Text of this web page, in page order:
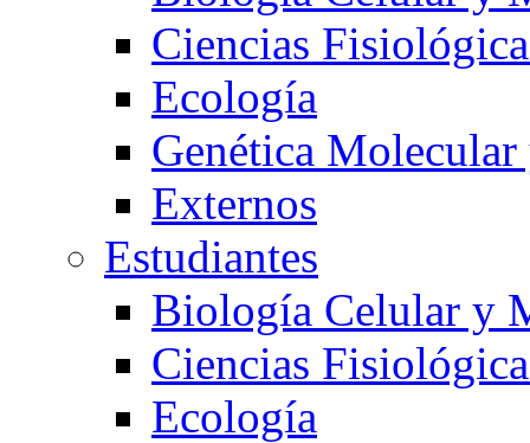
Ciencias
Ecología
Genética
Externos
Estudiantes
Biología Celular y
Ciencias
Ecología